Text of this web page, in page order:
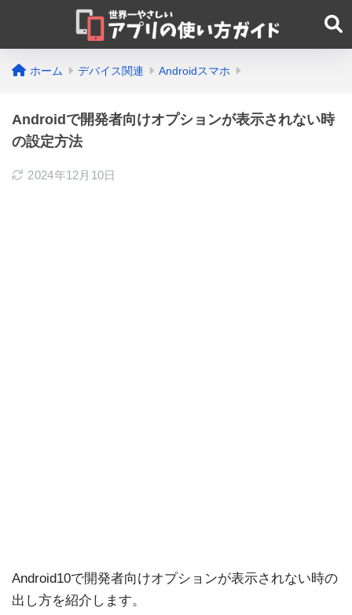
ホーム デバイス関連 Androidスマホ
Androidで開発者向けオプションが表示されない時
の設定方法
2024年12月10日
Android10で開発者向けオプションが表示されない時の
出し方を紹介します。